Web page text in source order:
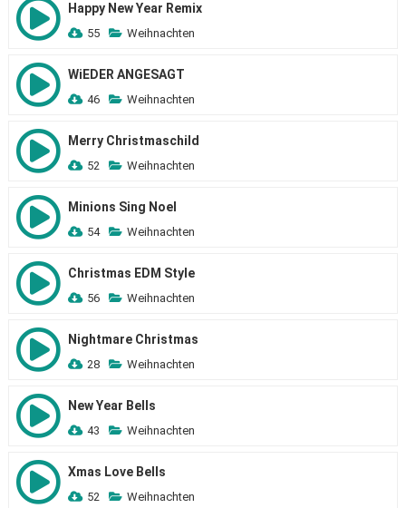
Happy New Year Remix
55 Weihnachten
WiEDER ANGESAGT
46 Weihnachten
Merry Christmaschild
52 Weihnachten
Minions Sing Noel
54 Weihnachten
Christmas EDM Style
56 Weihnachten
Nightmare Christmas
28 Weihnachten
New Year Bells
43 Weihnachten
Xmas Love Bells
52 Weihnachten